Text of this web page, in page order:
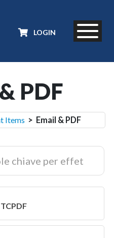
LOGIN
PDF
Items > Email & PDF